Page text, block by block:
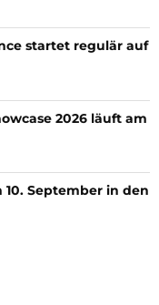
startet regulär auf
2026 läuft am
10. September in den